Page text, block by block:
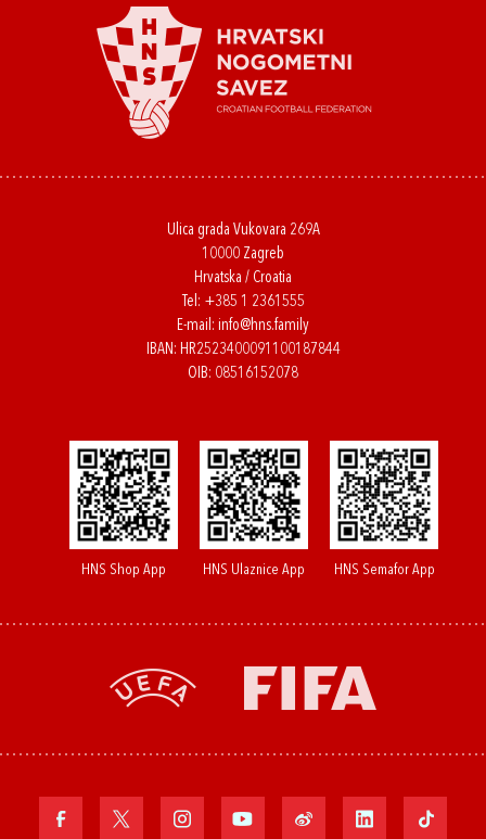
Ulica grada Vukovara 269A
10000 Zagreb
Hrvatska / Croatia
Tel: +385 1 2361555
E-mail: info@hns.family
IBAN: HR2523400091100187844
OIB: 08516152078
HNS Shop App HNS Ulaznice App HNS Semafor App